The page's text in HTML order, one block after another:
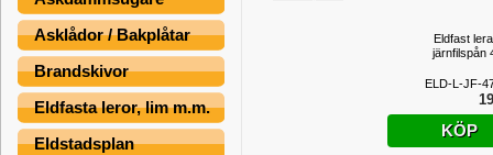
Asklådor / Bakplåtar
Brandskivor
Eldfasta leror, lim m.m.
Eldstadsplan
Eldfast
järnfilspån
ELD-L-JF-
KÖP